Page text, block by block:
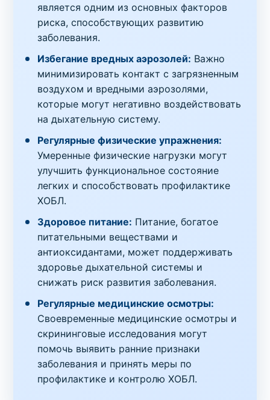
является одним из основных факторов
риска, способствующих развитию
заболевания.
Избегание вредных аэрозолей: Важно
минимизировать контакт с загрязненным
воздухом и вредными аэрозолями,
которые могут негативно воздействовать
на дыхательную систему.
Регулярные физические упражнения:
Умеренные физические нагрузки могут
улучшить функциональное состояние
легких и способствовать профилактике
ХОБЛ.
Здоровое питание: Питание, богатое
питательными веществами и
антиоксидантами, может поддерживать
здоровье дыхательной системы и
снижать риск развития заболевания.
Регулярные медицинские осмотры:
Своевременные медицинские осмотры и
скрининговые исследования могут
помочь выявить ранние признаки
заболевания и принять меры по
профилактике и контролю ХОБЛ.